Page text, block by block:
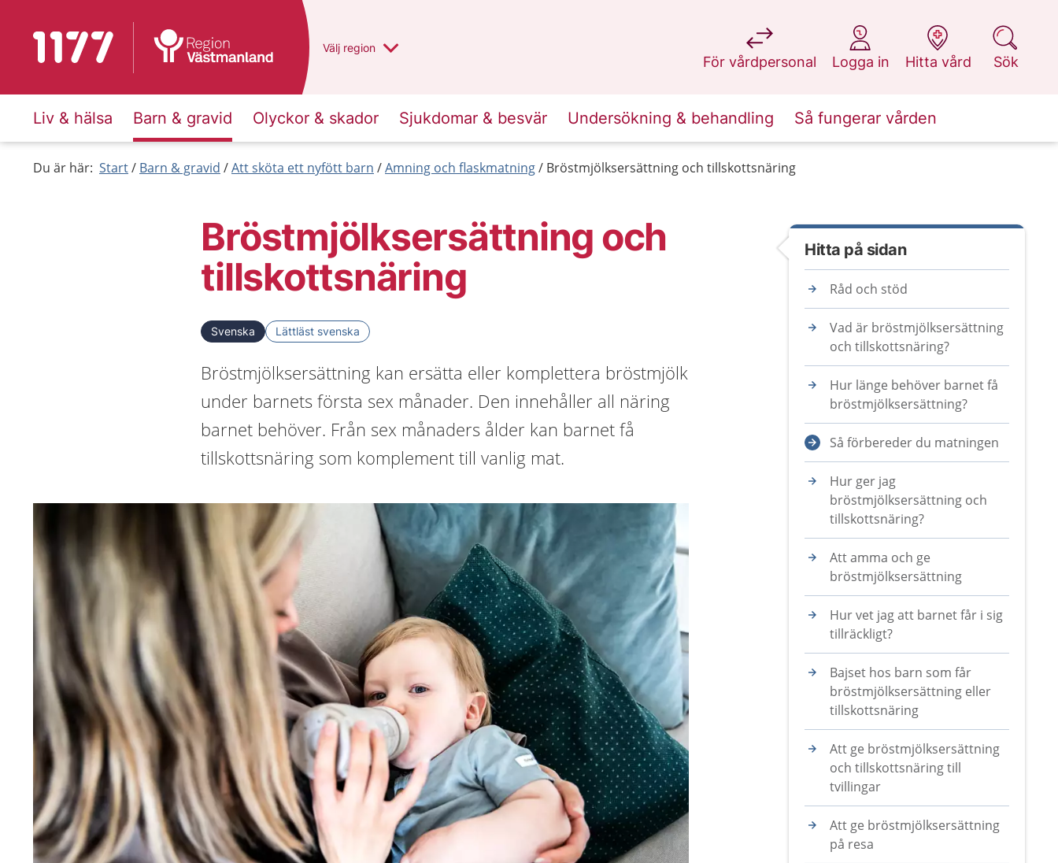
Till startsidan för 1177 Du har valt region
Välj en annan
region
För vårdpersonal
på 1177.se
Logga in
på 1177.se
Hitta vård
på 1177.se
Sök
på 1177.se
Liv & hälsa Barn & gravid Olyckor & skador Sjukdomar & besvär Undersökning & behandling Så fungerar vården
Du är här: Start Barn & gravid Att sköta ett nyfött barn Amning och flaskmatning Bröstmjölksersättning och tillskottsnäring
Bröstmjölksersättning och
tillskottsnäring
Svenska Lättläst svenska
Bröstmjölksersättning kan ersätta eller komplettera bröstmjölk
under barnets första sex månader. Den innehåller all näring
barnet behöver. Från sex månaders ålder kan barnet få
tillskottsnäring som komplement till vanlig mat.
Hitta på sidan
Råd och stöd
Vad är bröstmjölksersättning
och tillskottsnäring?
Hur länge behöver barnet få
bröstmjölksersättning?
Så förbereder du matningen
Hur ger jag
bröstmjölksersättning och
tillskottsnäring?
Att amma och ge
bröstmjölksersättning
Hur vet jag att barnet får i sig
tillräckligt?
Bajset hos barn som får
bröstmjölksersättning eller
tillskottsnäring
Att ge bröstmjölksersättning
och tillskottsnäring till
tvillingar
Att ge bröstmjölksersättning
på resa